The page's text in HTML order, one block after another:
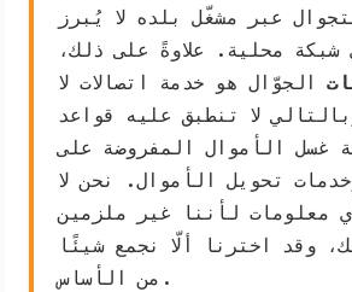
عبر مشغّل بلده لا يُبرز
شبكة محلية. علاوةً على ذلك،
الجوّال هو خدمة اتصالات لا
لا تنطبق عليه قواعد
غسل الأموال المفروضة على
تحويل الأموال. نحن لا
معلومات لأننا غير ملزمين
وقد اخترنا ألّا نجمع شيئًا
من الأساس.